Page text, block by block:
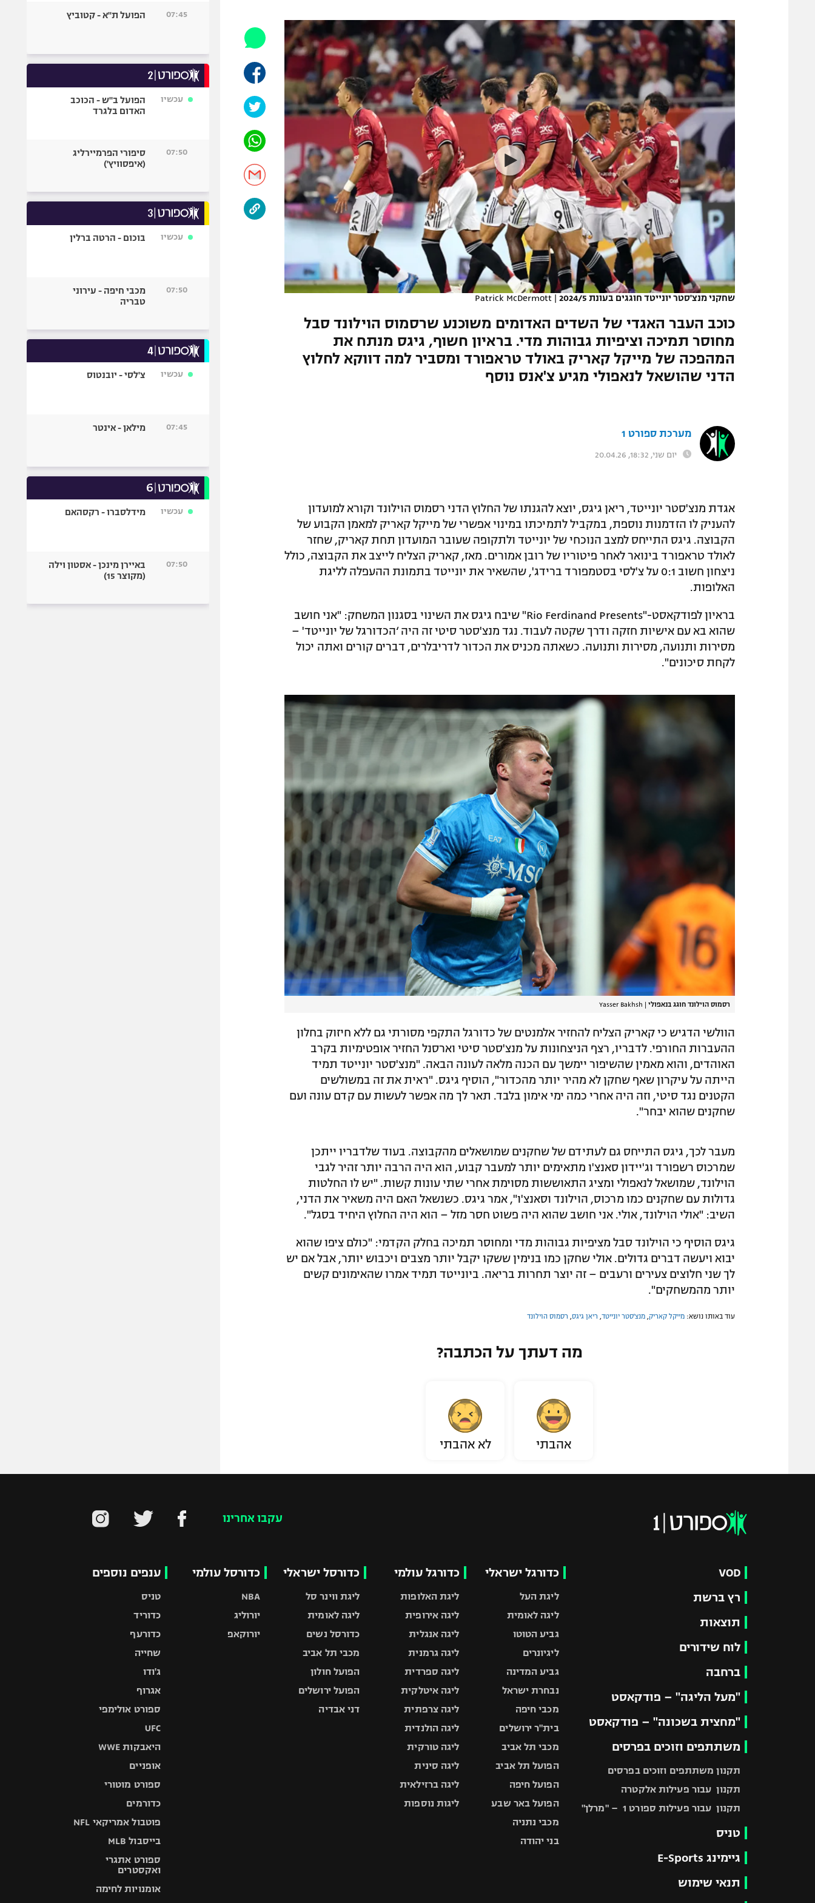
תקנון משתתפים וזוכים בפרסים
תקנון עבור פעילות אלקטרה
תקנון עבור פעילות ספורט 1 – "מרלן"
טניס
גיימינג E-Sports
תנאי שימוש
מדיניות פרטיות
תקנון פעילות ספורט 1
רשיון להקרנה פומבית לבית עסק
הצטרפות לחבילת הערוצים
לוח דרושים – ג'ובנט
תגיות
המגזין
הפועל תל אביב
הפועל חיפה
הפועל באר שבע
מכבי נתניה
בני יהודה
ליגה סינית
ליגה ברזילאית
ליגות נוספות
אופניים
כדורמים
פוטבול אמריקאי NFL
בייסבול MLB
ספורט אתגרי
גיימינג E-Sports
שחקני מנצ'סטר יונייטד חוגגים בעונת 2024/5 |
Patrick McDermott
כוכב העבר האגדי של השדים האדומים משוכנע שרסמוס הוילונד סבל
מחוסר תמיכה וציפיות גבוהות מדי. בראיון חשוף, גיגס מנתח את
המהפכה של מייקל קאריק באולד טראפורד ומסביר למה דווקא לחלוץ
הדני שהושאל לנאפולי מגיע צ'אנס נוסף
מערכת ספורט 1
יום שני, 18:32, 20.04.26
אגדת מנצ'סטר יונייטד, ריאן גיגס, יוצא להגנתו של החלוץ הדני רסמוס הוילונד וקורא למועדון
להעניק לו הזדמנות נוספת, במקביל לתמיכתו במינוי אפשרי של מייקל קאריק למאמן הקבוע של
הקבוצה. גיגס התייחס למצב הנוכחי של יונייטד ולתקופה שעובר המועדון תחת קאריק, שחזר
לאולד טראפורד בינואר לאחר פיטוריו של רובן אמורים. מאז, קאריק הצליח לייצב את הקבוצה, כולל
ניצחון חשוב 0:1 על צ'לסי בסטמפורד ברידג', שהשאיר את יונייטד בתמונת ההעפלה לליגת
האלופות.
בראיון לפודקאסט-"Rio Ferdinand Presents" שיבח גיגס את השינוי בסגנון המשחק: "אני חושב
שהוא בא עם אישיות חזקה ודרך שקטה לעבוד. נגד מנצ'סטר סיטי זה היה ‘הכדורגל של יונייטד' –
מסירות ותנועה, מסירות ותנועה. כשאתה מכניס את הכדור לדריבלרים, דברים קורים ואתה יכול
לקחת סיכונים".
רסמוס הוילונד חוגג בנאפולי |
Yasser Bakhsh
הוולשי הדגיש כי קאריק הצליח להחזיר אלמנטים של כדורגל התקפי מסורתי גם ללא חיזוק בחלון
ההעברות החורפי. לדבריו, רצף הניצחונות על מנצ'סטר סיטי וארסנל החזיר אופטימיות בקרב
האוהדים, והוא מאמין שהשיפור יימשך עם הכנה מלאה לעונה הבאה. "מנצ'סטר יונייטד תמיד
הייתה על עיקרון שאף שחקן לא מהיר יותר מהכדור", הוסיף גיגס. "ראית את זה במשולשים
הקטנים נגד סיטי, וזה היה אחרי כמה ימי אימון בלבד. תאר לך מה אפשר לעשות עם קדם עונה ועם
שחקנים שהוא יבחר".
מעבר לכך, גיגס התייחס גם לעתידם של שחקנים שמושאלים מהקבוצה. בעוד שלדבריו ייתכן
שמרכוס רשפורד וג'יידון סאנצ'ו מתאימים יותר למעבר קבוע, הוא היה הרבה יותר זהיר לגבי
הוילונד, שמושאל לנאפולי ומציג התאוששות מסוימת אחרי שתי עונות קשות. "יש לו החלטות
גדולות עם שחקנים כמו מרכוס, הוילונד וסאנצ'ו", אמר גיגס. כשנשאל האם היה משאיר את הדני,
השיב: "אולי הוילונד, אולי. אני חושב שהוא היה פשוט חסר מזל – הוא היה החלוץ היחיד בסגל".
גיגס הוסיף כי הוילונד סבל מציפיות גבוהות מדי ומחוסר תמיכה בחלק הקדמי: "כולם ציפו שהוא
יבוא ויעשה דברים גדולים. אולי שחקן כמו בנימין ששקו יקבל יותר מצבים ויכבוש יותר, אבל אם יש
לך שני חלוצים צעירים ורעבים – זה יוצר תחרות בריאה. ביונייטד תמיד אמרו שהאימונים קשים
יותר מהמשחקים".
עוד באותו נושא: מייקל קאריק מנצ'סטר יונייטד ריאן גיגס רסמוס הוילונד
מה דעתך על הכתבה?
אהבתי לא אהבתי
07:45 הפועל ת"א - קטוביץ
עכשיו
הפועל ב"ש - הכוכב
האדום בלגרד
07:50
סיפורי הפרמיירליג
(איפסוויץ')
עכשיו בוכום - הרטה ברלין
07:50
מכבי חיפה - עירוני
טבריה
עכשיו צ'לסי - יובנטוס
07:45 מילאן - אינטר
עכשיו מידלסברו - רקסהאם
07:50
באיירן מינכן - אסטון וילה
(מקוצר 15)
עקבו אחרינו
VOD
רץ ברשת
תוצאות
לוח שידורים
ברחבה
"מעל הליגה" – פודקאסט
"מחצית בשכונה" – פודקאסט
משתתפים וזוכים בפרסים
תקנון משתתפים וזוכים בפרסים
תקנון עבור פעילות אלקטרה
תקנון עבור פעילות ספורט 1 – "מרלן"
טניס
גיימינג E-Sports
תנאי שימוש
כדורגל ישראלי
ליגת העל
ליגה לאומית
גביע הטוטו
ליגיונרים
גביע המדינה
נבחרת ישראל
מכבי חיפה
בית"ר ירושלים
מכבי תל אביב
הפועל תל אביב
הפועל חיפה
הפועל באר שבע
מכבי נתניה
בני יהודה
כדורגל עולמי
ליגת האלופות
ליגה אירופית
ליגה אנגלית
ליגה גרמנית
ליגה ספרדית
ליגה איטלקית
ליגה צרפתית
ליגה הולנדית
ליגה טורקית
ליגה סינית
ליגה ברזילאית
ליגות נוספות
כדורסל ישראלי
ליגת ווינר סל
ליגה לאומית
כדורסל נשים
מכבי תל אביב
הפועל חולון
הפועל ירושלים
דני אבדיה
כדורסל עולמי
NBA
יורוליג
יורוקאפ
ענפים נוספים
טניס
כדוריד
כדורעף
שחייה
ג'ודו
אגרוף
ספורט אולימפי
UFC
היאבקות WWE
אופניים
ספורט מוטורי
כדורמים
פוטבול אמריקאי NFL
בייסבול MLB
ספורט אתגרי
ואקסטרים
אומנויות לחימה